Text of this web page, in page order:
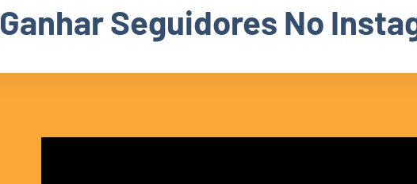
Ganhar Seguidores No